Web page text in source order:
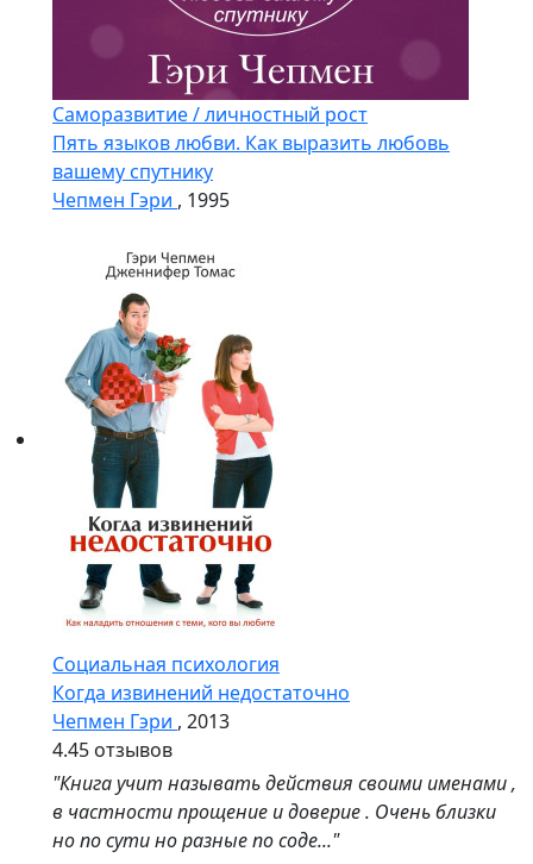
Саморазвитие / личностный рост
Пять языков любви. Как выразить любовь
вашему спутнику
Чепмен Гэри , 1995
Социальная психология
Когда извинений недостаточно
Чепмен Гэри , 2013
4.45 отзывов
"Книга учит называть действия своими именами ,
в частности прощение и доверие . Очень близки
но по сути но разные по соде..."